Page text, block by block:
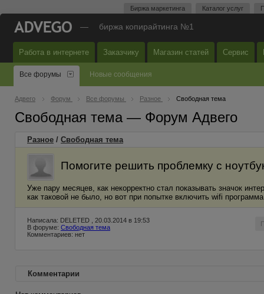
Биржа маркетинга Каталог услуг
— биржа копирайтинга №1
Работа в интернете Заказчику Магазин статей Сервис
Все форумы Новые сообщения
Адвего Форум Все форумы Разное Свободная тема
Свободная тема — Форум Адвего
Разное / Свободная тема
Помогите решить проблемку с
Уже пару месяцев, как некорректно стал показывать значок
как таковой не было, но вот при попытке включить wifi
Написала: DELETED , 20.03.2014 в 19:53
В форуме: Свободная тема
Комментариев: нет
Комментарии